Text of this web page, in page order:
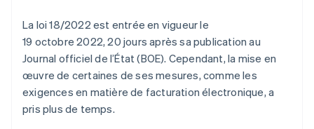
La loi 18/2022 est entrée en vigueur le
19 octobre 2022, 20 jours après sa publication au
Journal officiel de l’État (BOE). Cependant, la mise en
œuvre de certaines de ses mesures, comme les
exigences en matière de facturation électronique, a
pris plus de temps.